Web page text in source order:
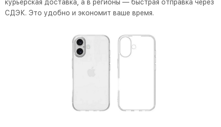
курьерская доставка, а в регионы — быстрая отправка через
СДЭК. Это удобно и экономит ваше время.